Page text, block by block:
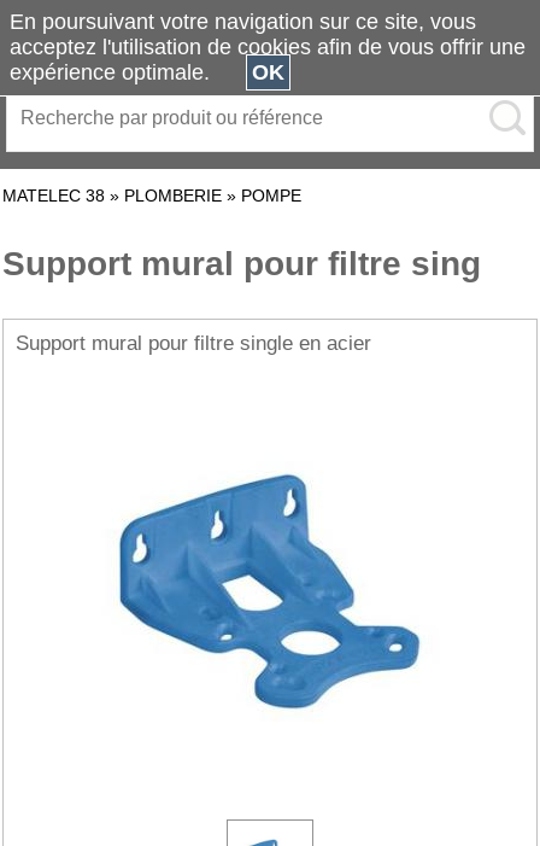
MATELEC 38 » PLOMBERIE » POMPE
Support mural pour filtre sing
Support mural pour filtre single en acier
En poursuivant votre navigation sur ce site, vous
acceptez l'utilisation de cookies afin de vous offrir une
expérience optimale.
OK